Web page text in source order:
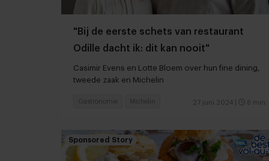
"Bij de eerste schets van restaurant
Odille dacht ik: dit kan nooit"
Casimir Evens en Lotte Bloem over hun fine dining,
tweede zaak en Michelin
27 juni 2024 8 min
Gastronomie Michelin
Sponsored Story